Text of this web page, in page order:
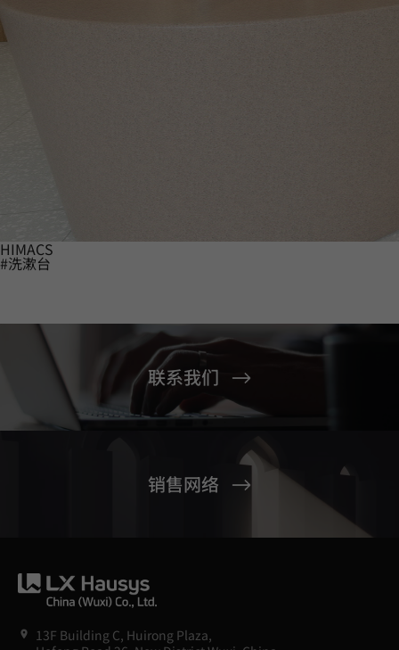
HIMACS
#洗漱台
联系我们
销售网络
13F Building C, Huirong Plaza,